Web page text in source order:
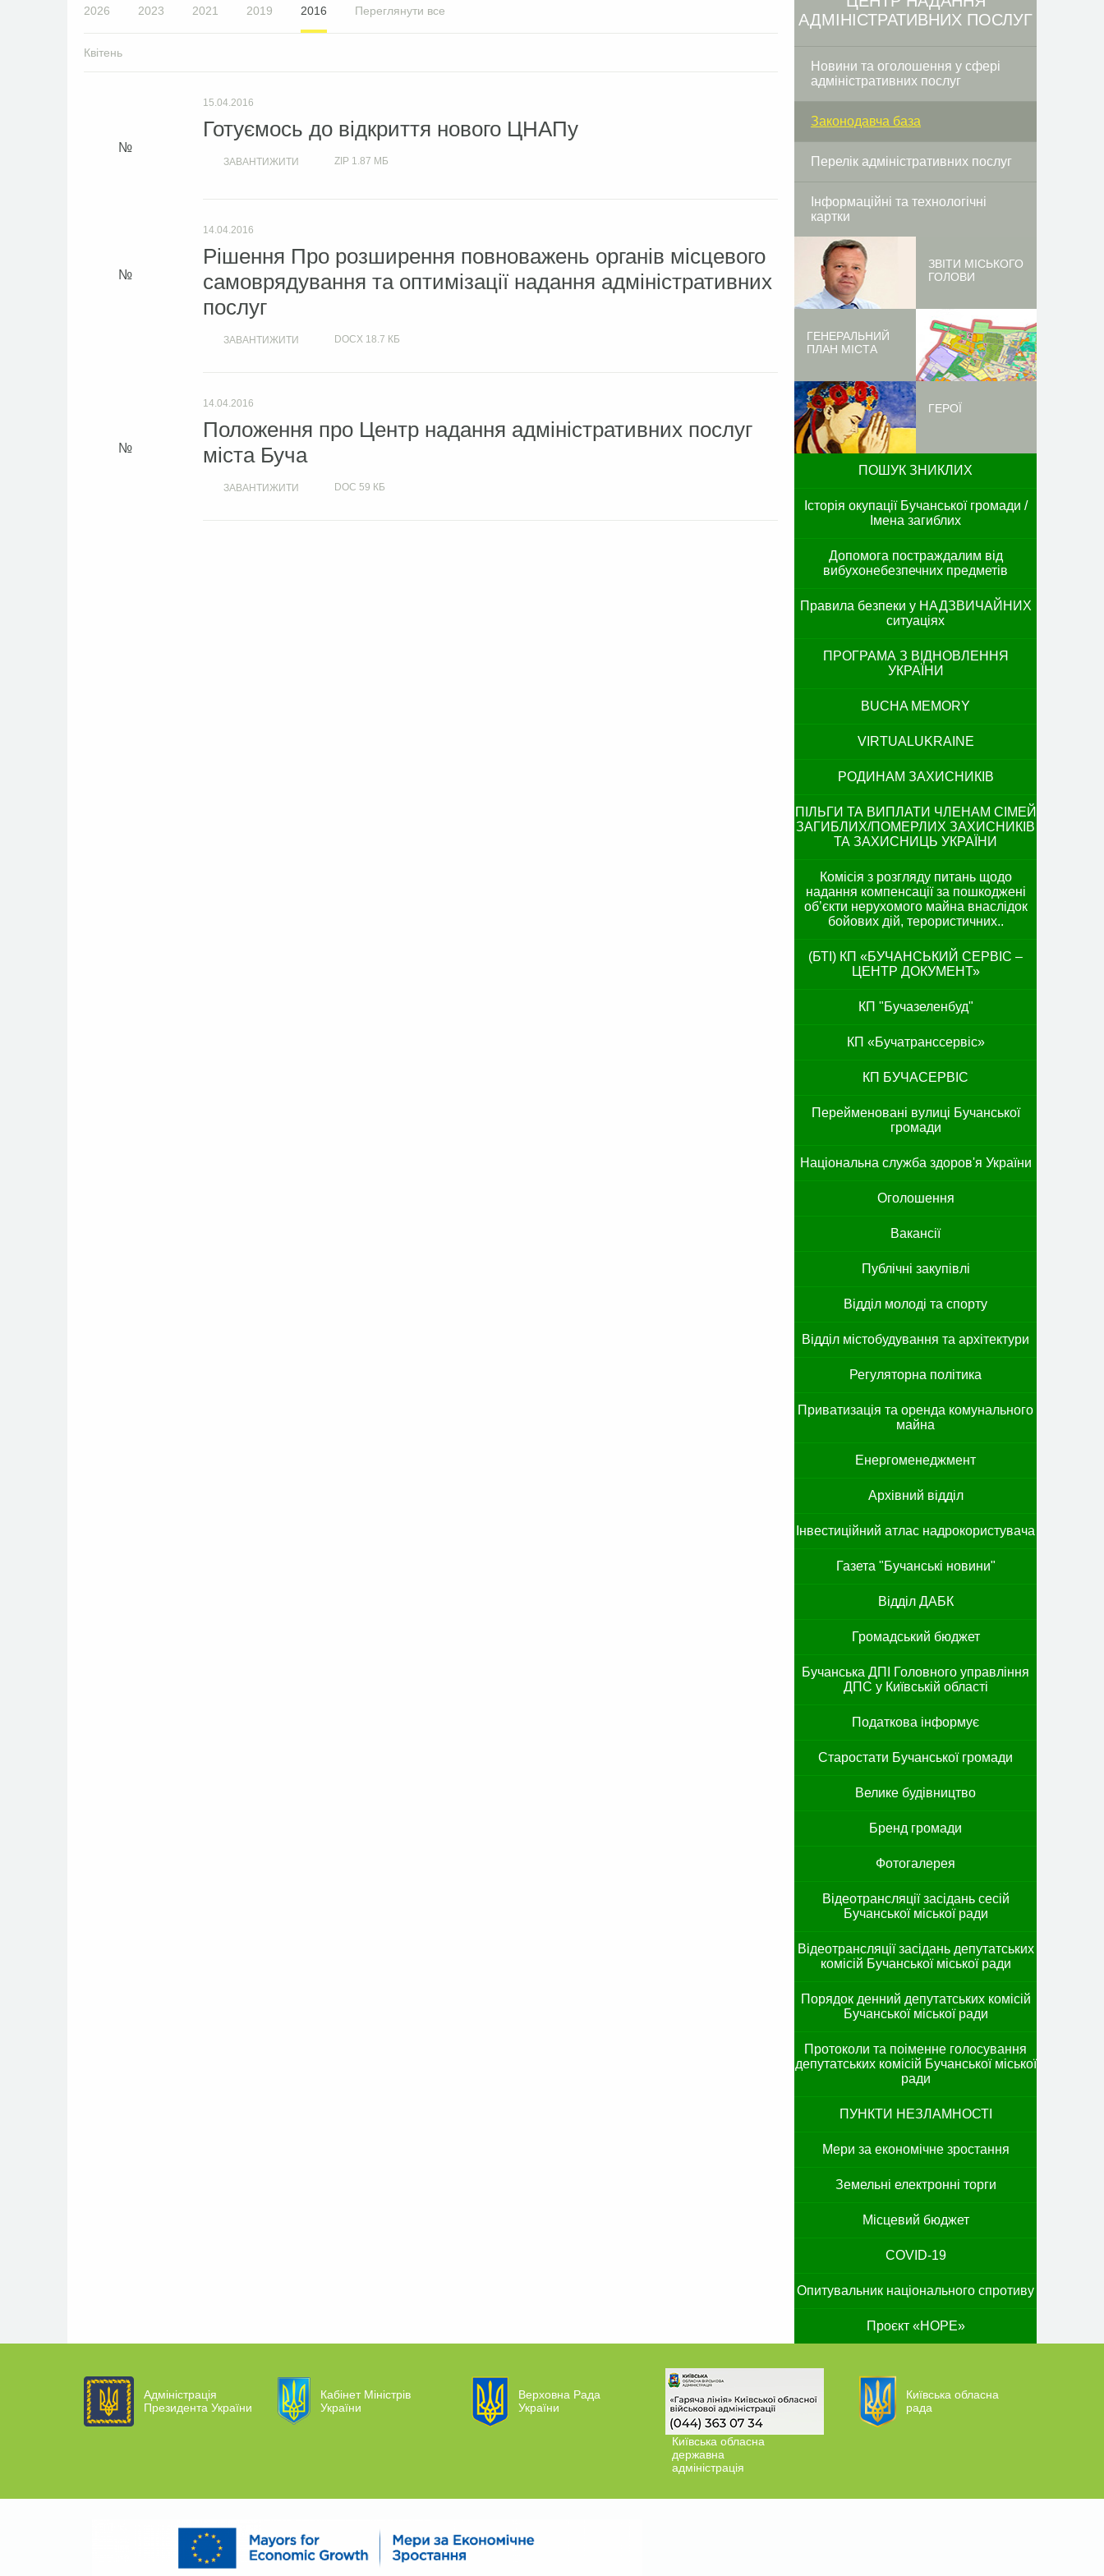
2026 2023 2021 2019 2016 Переглянути все
Квітень
15.04.2016
Готуємось до відкриття нового ЦНАПу
ЗАВАНТИЖИТИ ZIP 1.87 МБ
14.04.2016
Рішення Про розширення повноважень органів місцевого
самоврядування та оптимізації надання адміністративних
послуг
ЗАВАНТИЖИТИ DOCX 18.7 КБ
14.04.2016
Положення про Центр надання адміністративних послуг
міста Буча
ЗАВАНТИЖИТИ DOC 59 КБ
АДМІНІСТРАТИВНИХ ПОСЛУГ
Новини та оголошення у сфері
адміністративних послуг
Законодавча база
Перелік адміністративних послуг
Інформаційні та технологічні
картки
ЗВІТИ МІСЬКОГО
ГОЛОВИ
ГЕНЕРАЛЬНИЙ
ПЛАН МІСТА
ГЕРОЇ
ПОШУК ЗНИКЛИХ
Історія окупації Бучанської громади /
Імена загиблих
Допомога постраждалим від
вибухонебезпечних предметів
Правила безпеки у НАДЗВИЧАЙНИХ
ситуаціях
ПРОГРАМА З ВІДНОВЛЕННЯ
УКРАЇНИ
BUCHA MEMORY
VIRTUALUKRAINE
РОДИНАМ ЗАХИСНИКІВ
ПІЛЬГИ ТА ВИПЛАТИ ЧЛЕНАМ СІМЕЙ
ЗАГИБЛИХ/ПОМЕРЛИХ ЗАХИСНИКІВ
ТА ЗАХИСНИЦЬ УКРАЇНИ
Комісія з розгляду питань щодо
надання компенсації за пошкоджені
об’єкти нерухомого майна внаслідок
бойових дій, терористичних..
(БТІ) КП «БУЧАНСЬКИЙ СЕРВІС –
ЦЕНТР ДОКУМЕНТ»
КП "Бучазеленбуд"
КП «Бучатранссервіс»
КП БУЧАСЕРВІС
Перейменовані вулиці Бучанської
громади
Національна служба здоров'я України
Оголошення
Вакансії
Публічні закупівлі
Відділ молоді та спорту
Відділ містобудування та архітектури
Регуляторна політика
Приватизація та оренда комунального
майна
Енергоменеджмент
Архівний відділ
Інвестиційний атлас надрокористувача
Газета "Бучанські новини"
Відділ ДАБК
Громадський бюджет
Бучанська ДПІ Головного управління
ДПС у Київській області
Податкова інформує
Старостати Бучанської громади
Велике будівництво
Бренд громади
Фотогалерея
Відеотрансляції засідань сесій
Бучанської міської ради
Відеотрансляції засідань депутатських
комісій Бучанської міської ради
Порядок денний депутатських комісій
Бучанської міської ради
Протоколи та поіменне голосування
депутатських комісій Бучанської міської
ради
ПУНКТИ НЕЗЛАМНОСТІ
Мери за економічне зростання
Земельні електронні торги
Місцевий бюджет
COVID-19
Опитувальник національного спротиву
Проєкт «HOPE»
Адміністрація
Президента України
Кабінет Міністрів
України
Верховна Рада
України
Київська обласна
державна
адміністрація
Київська обласна
рада